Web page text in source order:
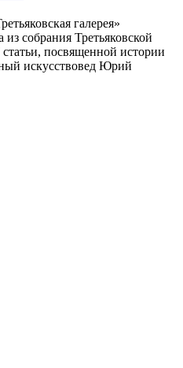
галерея»
собрания Третьяковской
посвященной истории
искусствовед Юрий